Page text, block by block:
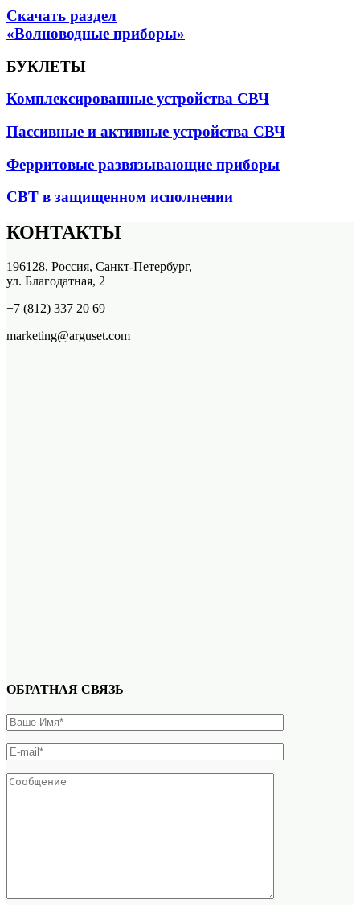
Скачать раздел
«Волноводные приборы»
БУКЛЕТЫ
Комплексированные устройства СВЧ
Пассивные и активные устройства СВЧ
Ферритовые развязывающие приборы
СВТ в защищенном исполнении
КОНТАКТЫ
196128, Россия, Санкт-Петербург,
ул. Благодатная, 2
+7 (812) 337 20 69
marketing@arguset.com
ОБРАТНАЯ СВЯЗЬ